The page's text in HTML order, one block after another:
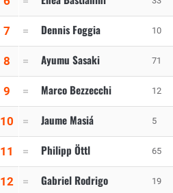
7 Dennis Foggia 10
8 Ayumu Sasaki 71
9 Marco Bezzecchi 12
10 Jaume Masiá 5
11 Philipp Öttl 65
12 Gabriel Rodrigo 19